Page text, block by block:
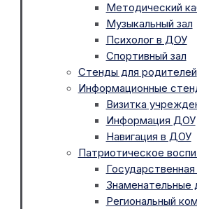
Методический
Музыкальный зал
Психолог в ДОУ
Спортивный зал
Стенды для родителей
Информационные
Визитка
Информация ДОУ
Навигация в ДОУ
Патриотическое
Знаменательные
Региональный